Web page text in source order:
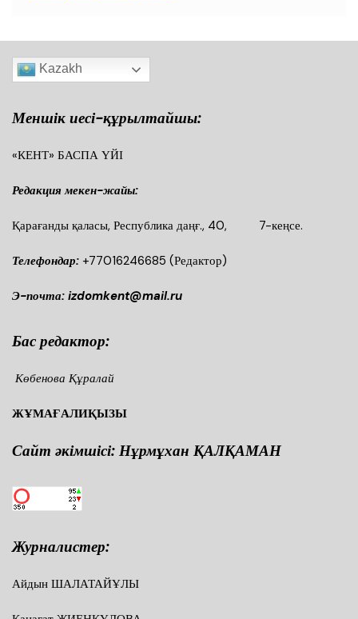
Kazakh
Меншік иесі-құрылтайшы:
«КЕНТ» БАСПА ҮЙІ
Редакция мекен-жайы:
Қарағанды қаласы, Республика даңғ., 40, 7-кеңсе.
Телефондар: +77016246685 (Редактор)
Э-почта: izdomkent@mail.ru
Бас редактор:
Көбенова Құралай
ЖҰМАҒАЛИҚЫЗЫ
Сайт әкімшісі: Нұрмұхан ҚАЛҚАМАН
Журналистер:
Айдын ШАЛАТАЙҰЛЫ